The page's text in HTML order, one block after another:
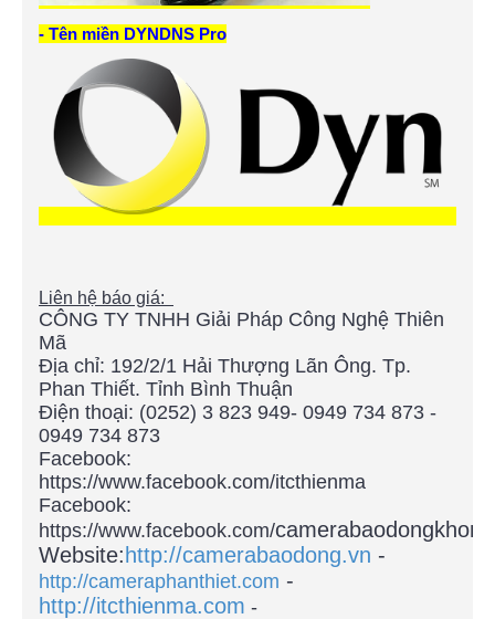
- Tên miền DYNDNS Pro
Liên hệ báo giá:
CÔNG TY TNHH Giải Pháp Công Nghệ Thiên
Mã
Địa chỉ: 192/2/1 Hải Thượng Lãn Ông. Tp.
Phan Thiết. Tỉnh Bình Thuận
Điện thoại: (0252) 3 823 949- 0949 734 873 -
0949 734 873
Facebook:
https://www.facebook.com/itcthienma
Facebook:
https://www.facebook.com/
Website:http://camerabaodong.vn -
http://cameraphanthiet.com -
http://itcthienma.com -